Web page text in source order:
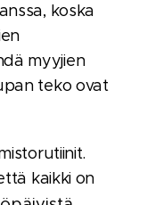
koska
myyjien
teko ovat
kaikki on